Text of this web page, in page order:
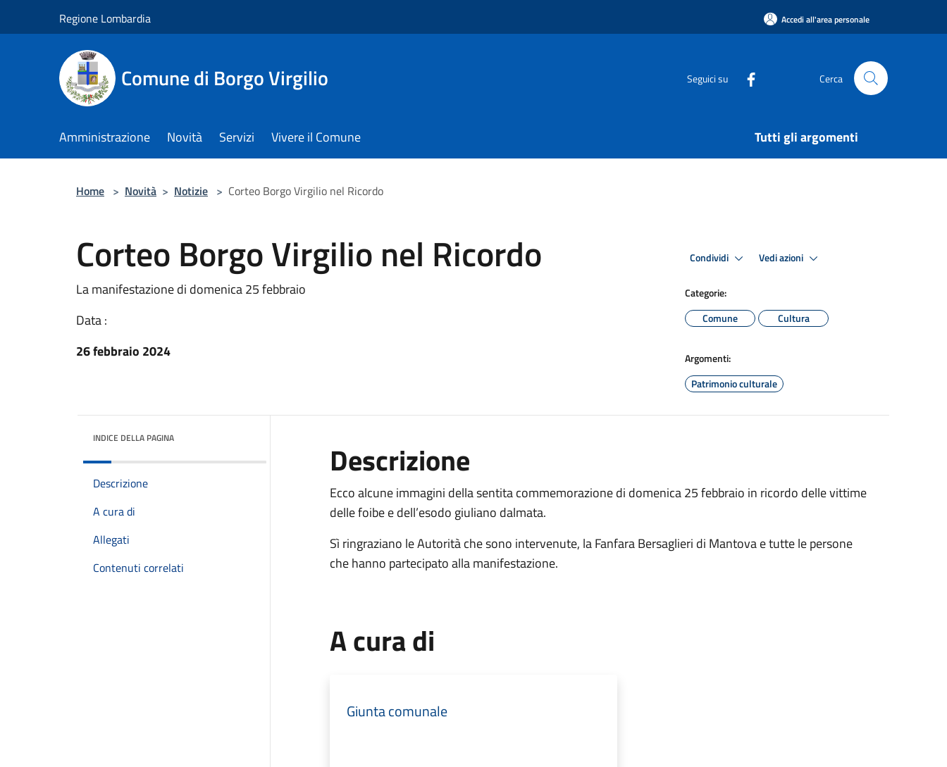
Regione Lombardia Accedi all'area personale
Comune di Borgo Virgilio Seguici su Cerca
Amministrazione Novità Servizi Vivere il Comune Tutti gli argomenti
Home > Novità > Notizie > Corteo Borgo Virgilio nel Ricordo
Corteo Borgo Virgilio nel Ricordo
La manifestazione di domenica 25 febbraio
Data :
26 febbraio 2024
Condividi Vedi azioni
Categorie:
Comune
Cultura
Argomenti:
Patrimonio culturale
INDICE DELLA PAGINA
Descrizione
A cura di
Allegati
Contenuti correlati
Descrizione
Ecco alcune immagini della sentita commemorazione di domenica 25 febbraio in ricordo delle vittime
delle foibe e dell’esodo giuliano dalmata.
Sì ringraziano le Autorità che sono intervenute, la Fanfara Bersaglieri di Mantova e tutte le persone
che hanno partecipato alla manifestazione.
A cura di
Giunta comunale